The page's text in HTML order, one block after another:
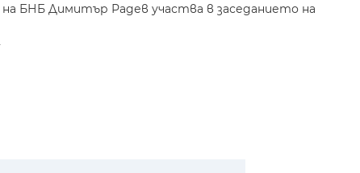
БНБ Димитър Радев участва в заседанието на